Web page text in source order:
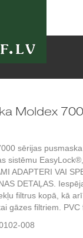
Moldex
sērijas
sistēmu
ADAPTERI VAI
DETAĻAS.
filtrus kopā, kā
gāzes filtriem.
008